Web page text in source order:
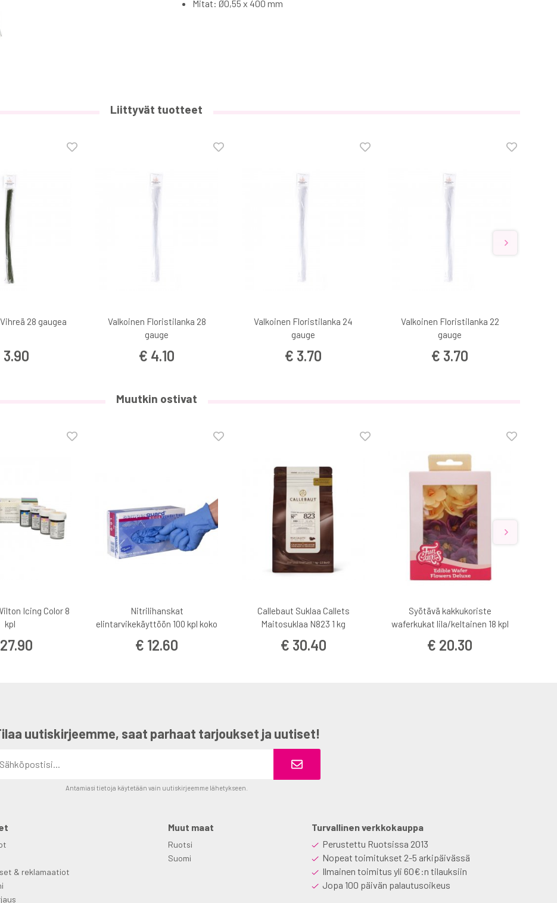
Mitat: Ø0,55 x 400 mm
Liittyvät tuotteet
28 gaugea
3.90
Valkoinen Floristilanka 28
gauge
€ 4.10
Valkoinen Floristilanka 24
gauge
€ 3.70
Valkoinen Floristilanka 22
gauge
€ 3.70
Muutkin ostivat
Icing Color 8
kpl
Nitrilihanskat
elintarvikekäyttöön 100 kpl koko
€ 12.60
Callebaut Suklaa Callets
Maitosuklaa N823 1 kg
€ 30.40
Syötävä kakkukoriste
waferkukat lila/keltainen 18 kpl
€ 20.30
uutiskirjeemme, saat parhaat tarjoukset ja uutiset!
Antamiasi tietoja käytetään vain uutiskirjeemme lähetykseen.
& reklamaatiot
Muut maat
Ruotsi
Suomi
Turvallinen verkkokauppa
Perustettu Ruotsissa 2013
Nopeat toimitukset 2-5 arkipäivässä
Ilmainen toimitus yli 60€:n tilauksiin
Jopa 100 päivän palautusoikeus